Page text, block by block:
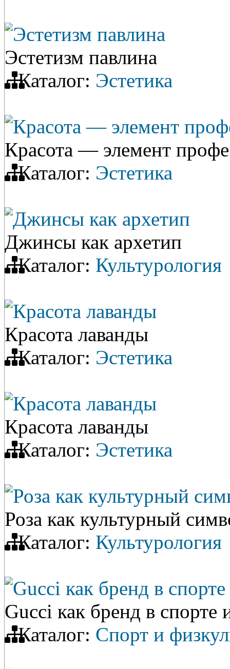
Эстетизм павлина
Эстетизм павлина
Каталог: Эстетика
Красота — элемент
Красота — элемент
Каталог: Эстетика
Джинсы как архетип
Джинсы как архетип
Каталог: Культурология
Красота лаванды
Красота лаванды
Каталог: Эстетика
Красота лаванды
Красота лаванды
Каталог: Эстетика
Роза как культурный
Роза как культурный
Каталог: Культурология
Gucci как бренд в
Gucci как бренд в спорте
Каталог: Спорт и